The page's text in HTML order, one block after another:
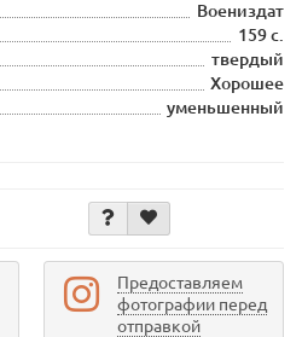
Воениздат
159 с.
твердый
Хорошее
уменьшенный
Предоставляем
фотографии перед
отправкой